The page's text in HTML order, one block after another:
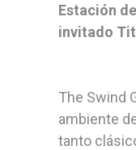
Estación
invitado
The Swind
ambiente
tanto